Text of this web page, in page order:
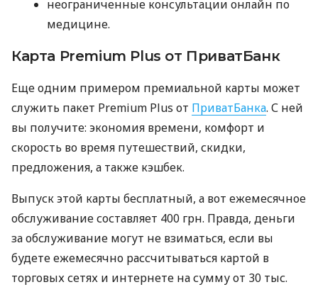
неограниченные консультации онлайн по
медицине.
Карта Premium Plus от ПриватБанк
Еще одним примером премиальной карты может
служить пакет Premium Plus от ПриватБанка. С ней
вы получите: экономия времени, комфорт и
скорость во время путешествий, скидки,
предложения, а также кэшбек.
Выпуск этой карты бесплатный, а вот ежемесячное
обслуживание составляет 400 грн. Правда, деньги
за обслуживание могут не взиматься, если вы
будете ежемесячно рассчитываться картой в
торговых сетях и интернете на сумму от 30 тыс.